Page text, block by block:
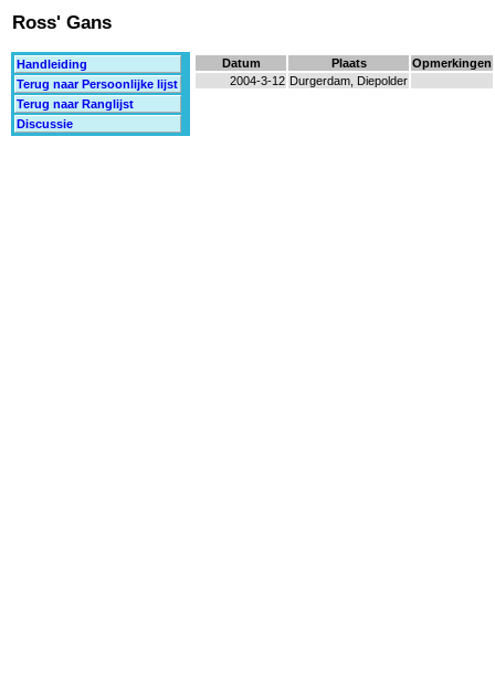
Ross' Gans
Handleiding
Terug naar Persoonlijke lijst
Terug naar Ranglijst
Discussie
Datum Plaats
Opmerkingen
2004-3-12 Durgerdam, Diepolder